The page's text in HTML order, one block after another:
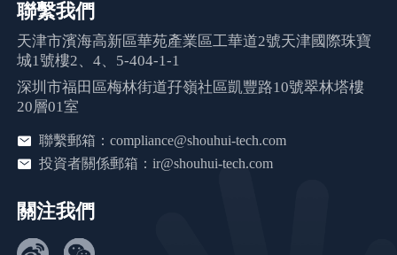
聯繫我們
天津市濱海高新區華苑產業區工華道2號天津國際珠寶
城1號樓2、4、5-404-1-1
深圳市福田區梅林街道孖嶺社區凱豐路10號翠林塔樓
20層01室
聯繫郵箱：compliance@shouhui-tech.com
投資者關係郵箱：ir@shouhui-tech.com
關注我們